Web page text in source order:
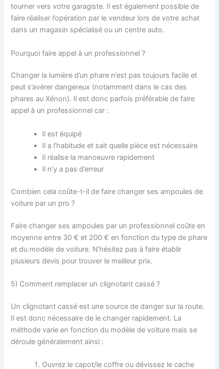
tourner vers votre garagiste. Il est également possible de
faire réaliser l’opération par le vendeur lors de votre achat
dans un magasin spécialisé ou un centre auto.
Pourquoi faire appel à un professionnel ?
Changer la lumière d’un phare n’est pas toujours facile et
peut s’avérer dangereux (notamment dans le cas des
phares au Xénon). Il est donc parfois préférable de faire
appel à un professionnel car :
Il est équipé
Il a l’habitude et sait quelle pièce est nécessaire
Il réalise la manoeuvre rapidement
Il n’y a pas d’erreur
Combien cela coûte-t-il de faire changer ses ampoules de
voiture par un pro ?
Faire changer ses ampoules par un professionnel coûte en
moyenne entre 30 € et 200 € en fonction du type de phare
et du modèle de voiture. N’hésitez pas à faire établir
plusieurs devis pour trouver le meilleur prix.
5) Comment remplacer un clignotant cassé ?
Un clignotant cassé est une source de danger sur la route.
Il est donc nécessaire de le changer rapidement. La
méthode varie en fonction du modèle de voiture mais se
déroule généralement ainsi :
Ouvrez le capot/le coffre ou dévissez le cache